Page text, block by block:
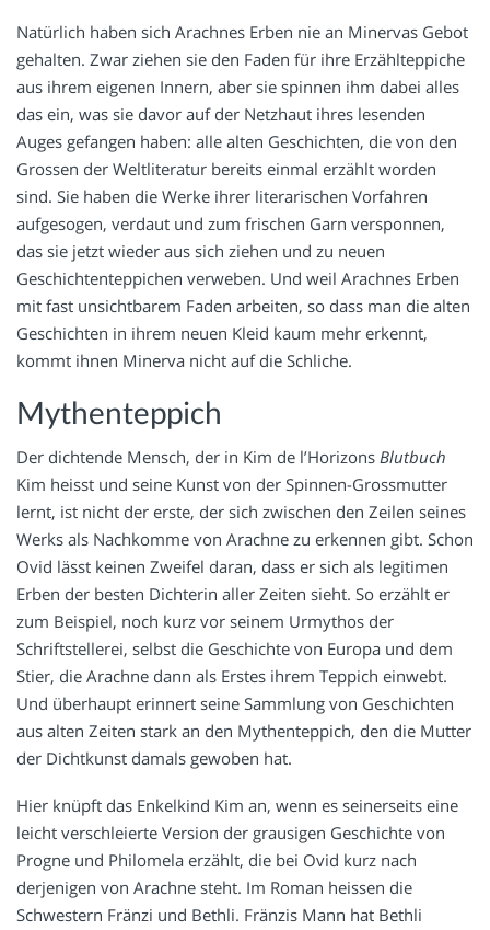
Natürlich haben sich Arachnes Erben nie an Minervas Gebot
gehalten. Zwar ziehen sie den Faden für ihre Erzählteppiche
aus ihrem eigenen Innern, aber sie spinnen ihm dabei alles
das ein, was sie davor auf der Netzhaut ihres lesenden
Auges gefangen haben: alle alten Geschichten, die von den
Grossen der Weltliteratur bereits einmal erzählt worden
sind. Sie haben die Werke ihrer literarischen Vorfahren
aufgesogen, verdaut und zum frischen Garn versponnen,
das sie jetzt wieder aus sich ziehen und zu neuen
Geschichtenteppichen verweben. Und weil Arachnes Erben
mit fast unsichtbarem Faden arbeiten, so dass man die alten
Geschichten in ihrem neuen Kleid kaum mehr erkennt,
kommt ihnen Minerva nicht auf die Schliche.
Mythenteppich
Der dichtende Mensch, der in Kim de l’Horizons Blutbuch
Kim heisst und seine Kunst von der Spinnen-Grossmutter
lernt, ist nicht der erste, der sich zwischen den Zeilen seines
Werks als Nachkomme von Arachne zu erkennen gibt. Schon
Ovid lässt keinen Zweifel daran, dass er sich als legitimen
Erben der besten Dichterin aller Zeiten sieht. So erzählt er
zum Beispiel, noch kurz vor seinem Urmythos der
Schriftstellerei, selbst die Geschichte von Europa und dem
Stier, die Arachne dann als Erstes ihrem Teppich einwebt.
Und überhaupt erinnert seine Sammlung von Geschichten
aus alten Zeiten stark an den Mythenteppich, den die Mutter
der Dichtkunst damals gewoben hat.
Hier knüpft das Enkelkind Kim an, wenn es seinerseits eine
leicht verschleierte Version der grausigen Geschichte von
Progne und Philomela erzählt, die bei Ovid kurz nach
derjenigen von Arachne steht. Im Roman heissen die
Schwestern Fränzi und Bethli. Fränzis Mann hat Bethli